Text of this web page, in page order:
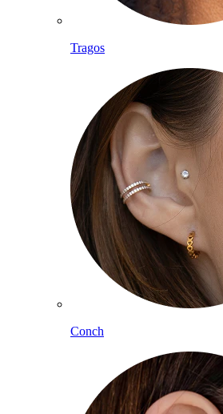
Tragos
Conch